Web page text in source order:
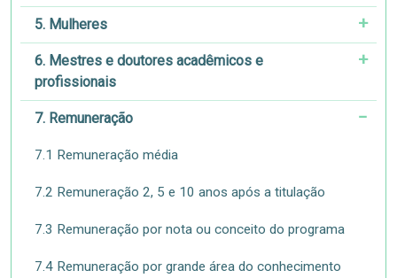
5. Mulheres
6. Mestres e doutores acadêmicos e
profissionais
7. Remuneração
7.1 Remuneração média
7.2 Remuneração 2, 5 e 10 anos após a titulação
7.3 Remuneração por nota ou conceito do programa
7.4 Remuneração por grande área do conhecimento